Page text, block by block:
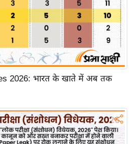
2026: भारत के खाते में अब तक